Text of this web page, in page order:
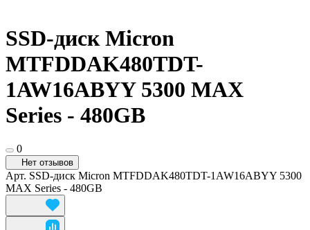
SSD-диск Micron
MTFDDAK480TDT-
1AW16ABYY 5300 MAX
Series - 480GB
0
Нет отзывов
Арт. SSD-диск Micron MTFDDAK480TDT-1AW16ABYY 5300
MAX Series - 480GB